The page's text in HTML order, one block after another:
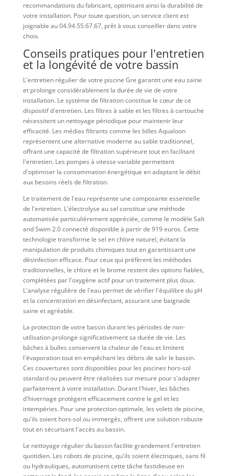
recommandations du fabricant, optimisant ainsi la durabilité de
votre installation. Pour toute question, un service client est
joignable au 04.94.55.67.67, prêt à vous conseiller dans votre
choix.
Conseils pratiques pour l'entretien
et la longévité de votre bassin
L'entretien régulier de votre piscine Gre garantit une eau saine
et prolonge considérablement la durée de vie de votre
installation. Le système de filtration constitue le cœur de ce
dispositif d'entretien. Les filtres à sable et les filtres à cartouche
nécessitent un nettoyage périodique pour maintenir leur
efficacité. Les médias filtrants comme les billes Aqualoon
représentent une alternative moderne au sable traditionnel,
offrant une capacité de filtration supérieure tout en facilitant
l'entretien. Les pompes à vitesse variable permettent
d'optimiser la consommation énergétique en adaptant le débit
aux besoins réels de filtration.
Le traitement de l'eau représente une composante essentielle
de l'entretien. L'électrolyse au sel constitue une méthode
automatisée particulièrement appréciée, comme le modèle Salt
and Swim 2.0 connecté disponible à partir de 919 euros. Cette
technologie transforme le sel en chlore naturel, évitant la
manipulation de produits chimiques tout en garantissant une
désinfection efficace. Pour ceux qui préfèrent les méthodes
traditionnelles, le chlore et le brome restent des options fiables,
complétées par l'oxygène actif pour un traitement plus doux.
L'analyse régulière de l'eau permet de vérifier l'équilibre du pH
et la concentration en désinfectant, assurant une baignade
saine et agréable.
La protection de votre bassin durant les périodes de non-
utilisation prolonge significativement sa durée de vie. Les
bâches à bulles conservent la chaleur de l'eau et limitent
l'évaporation tout en empêchant les débris de salir le bassin.
Ces couvertures sont disponibles pour les piscines hors-sol
standard ou peuvent être réalisées sur mesure pour s'adapter
parfaitement à votre installation. Durant l'hiver, les bâches
d'hivernage protègent efficacement contre le gel et les
intempéries. Pour une protection optimale, les volets de piscine,
qu'ils soient hors-sol ou immergés, offrent une solution robuste
tout en sécurisant l'accès au bassin.
Le nettoyage régulier du bassin facilite grandement l'entretien
quotidien. Les robots de piscine, qu'ils soient électriques, sans fil
ou hydrauliques, automatisent cette tâche fastidieuse en